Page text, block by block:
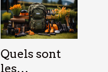
Quels sont
les